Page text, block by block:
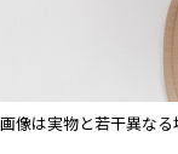
は実物と若干異なる